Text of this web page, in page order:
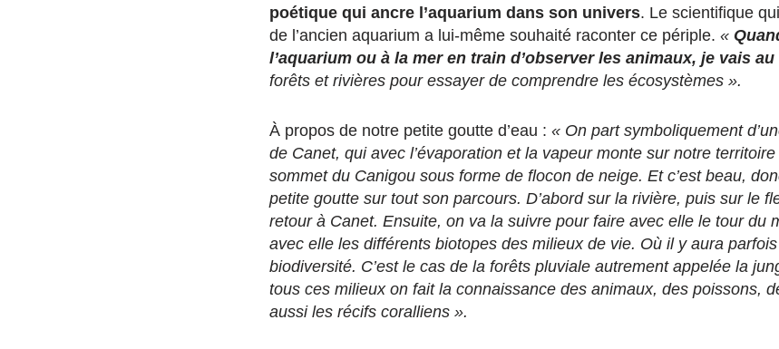
poétique qui ancre l’aquarium dans son univers. Le scientifique
de l’ancien aquarium a lui-même souhaité raconter ce périple. «
l’aquarium ou à la mer en train d’observer les animaux, je vais
forêts et rivières pour essayer de comprendre les écosystèmes ».
À propos de notre petite goutte d’eau : « On part symboliquement
de Canet, qui avec l’évaporation et la vapeur monte sur notre
sommet du Canigou sous forme de flocon de neige. Et c’est beau,
petite goutte sur tout son parcours. D’abord sur la rivière, puis sur le
retour à Canet. Ensuite, on va la suivre pour faire avec elle le tour du
avec elle les différents biotopes des milieux de vie. Où il y aura
biodiversité. C’est le cas de la forêts pluviale autrement appelée la
tous ces milieux on fait la connaissance des animaux, des poissons,
aussi les récifs coralliens ».